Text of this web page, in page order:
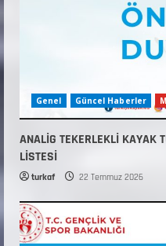
Genel Güncel Haberler
ANALİG TEKERLEKLİ KAYAK
LİSTESİ
turkaf 22 Temmuz 2026